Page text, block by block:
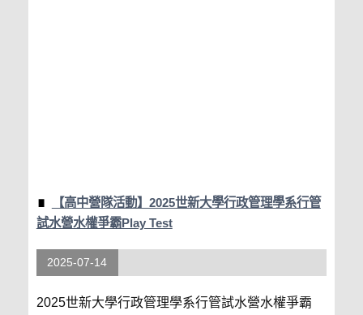
【高中營隊活動】2025世新大學行政管理學系行管
試水營水權爭霸Play Test
2025-07-14
2025世新大學行政管理學系行管試水營水權爭霸